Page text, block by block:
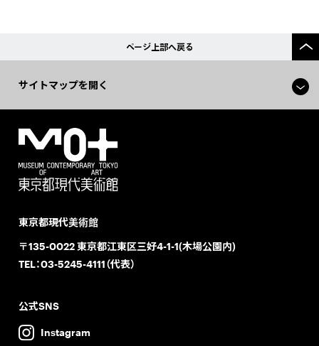
ページ上部へ戻る
サイトマップを開く
東京都現代美術館
〒135-0022 東京都江東区三好4-1-1(木場公園内)
TEL：03-5245-4111（代表）
公式SNS
Instagram